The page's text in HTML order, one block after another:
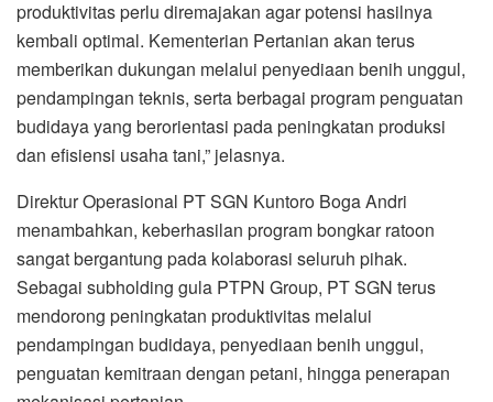
produktivitas perlu diremajakan agar potensi hasilnya
kembali optimal. Kementerian Pertanian akan terus
memberikan dukungan melalui penyediaan benih unggul,
pendampingan teknis, serta berbagai program penguatan
budidaya yang berorientasi pada peningkatan produksi
dan efisiensi usaha tani,” jelasnya.
Direktur Operasional PT SGN Kuntoro Boga Andri
menambahkan, keberhasilan program bongkar ratoon
sangat bergantung pada kolaborasi seluruh pihak.
Sebagai subholding gula PTPN Group, PT SGN terus
mendorong peningkatan produktivitas melalui
pendampingan budidaya, penyediaan benih unggul,
penguatan kemitraan dengan petani, hingga penerapan